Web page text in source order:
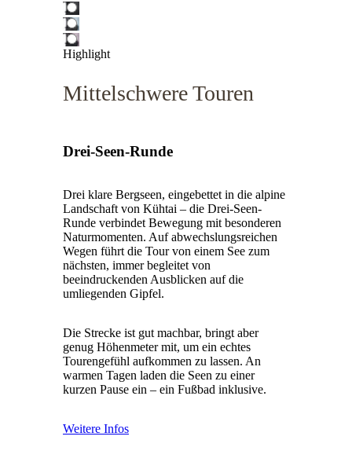
Highlight
Mittelschwere Touren
Drei-Seen-Runde
Drei klare Bergseen, eingebettet in die alpine
Landschaft von Kühtai – die Drei-Seen-
Runde verbindet Bewegung mit besonderen
Naturmomenten. Auf abwechslungsreichen
Wegen führt die Tour von einem See zum
nächsten, immer begleitet von
beeindruckenden Ausblicken auf die
umliegenden Gipfel.
Die Strecke ist gut machbar, bringt aber
genug Höhenmeter mit, um ein echtes
Tourengefühl aufkommen zu lassen. An
warmen Tagen laden die Seen zu einer
kurzen Pause ein – ein Fußbad inklusive.
Weitere Infos